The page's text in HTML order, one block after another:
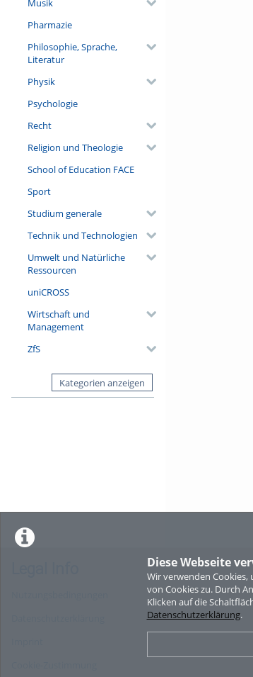
Diese Webseite
Wir verwenden
von Cookies zu. Durch
Klicken auf die
Datenschutzerklärung.
Pharmazie
Philosophie, Sprache,
Literatur
Physik
Psychologie
Recht
Religion und Theologie
School of Education FACE
Sport
Studium generale
Technik und Technologien
Umwelt und Natürliche
Ressourcen
uniCROSS
Wirtschaft und
Management
ZfS
Kategorien anzeigen